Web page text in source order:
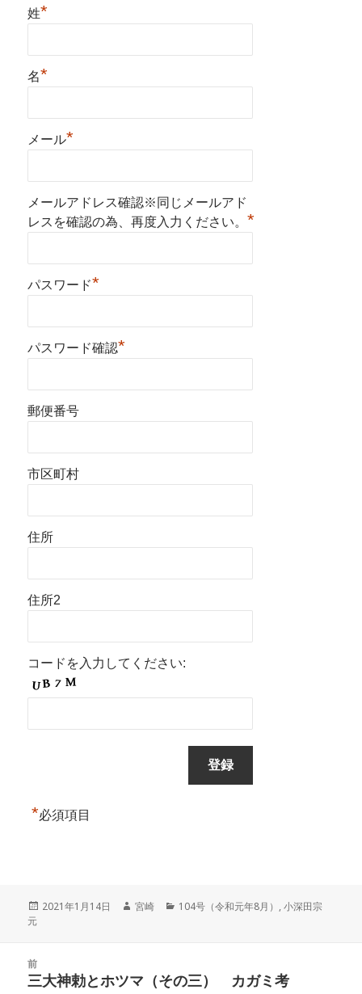
姓*
名*
メール*
メールアドレス確認※同じメールアド
レスを確認の為、再度入力ください。*
パスワード*
パスワード確認*
郵便番号
市区町村
住所
住所2
コードを入力してください:
*必須項目
投
2021年1月14日
作
宮崎
カ
104号（令和元年8月） ,小深田宗
元
前
前
三大神勅とホツマ（その三） カガミ考